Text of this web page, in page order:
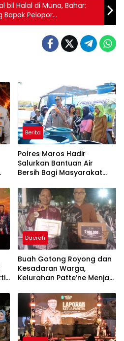
bil Halal di Muna, Bahar:
Pelopor
Berita
Polres Maros Hadir
Salurkan Bantuan Air
Bersih Bagi Masyarakat
Di Maros
Daerah
Buah Gotong Royong dan
Kesadaran Warga,
Kelurahan Patte’ne Menjadi
2026